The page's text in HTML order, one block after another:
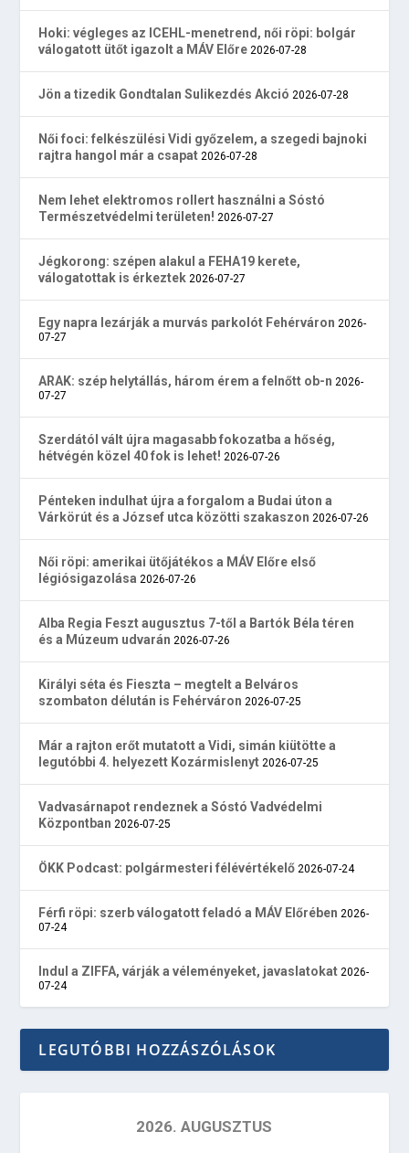
Hoki: végleges az ICEHL-menetrend, női röpi: bolgár
válogatott ütőt igazolt a MÁV Előre 2026-07-28
Jön a tizedik Gondtalan Sulikezdés Akció 2026-07-28
Női foci: felkészülési Vidi győzelem, a szegedi bajnoki
rajtra hangol már a csapat 2026-07-28
Nem lehet elektromos rollert használni a Sóstó
Természetvédelmi területen! 2026-07-27
Jégkorong: szépen alakul a FEHA19 kerete,
válogatottak is érkeztek 2026-07-27
Egy napra lezárják a murvás parkolót Fehérváron 2026-
07-27
ARAK: szép helytállás, három érem a felnőtt ob-n 2026-
07-27
Szerdától vált újra magasabb fokozatba a hőség,
hétvégén közel 40 fok is lehet! 2026-07-26
Pénteken indulhat újra a forgalom a Budai úton a
Várkörút és a József utca közötti szakaszon 2026-07-26
Női röpi: amerikai ütőjátékos a MÁV Előre első
légiósigazolása 2026-07-26
Alba Regia Feszt augusztus 7-től a Bartók Béla téren
és a Múzeum udvarán 2026-07-26
Királyi séta és Fieszta – megtelt a Belváros
szombaton délután is Fehérváron 2026-07-25
Már a rajton erőt mutatott a Vidi, simán kiütötte a
legutóbbi 4. helyezett Kozármislenyt 2026-07-25
Vadvasárnapot rendeznek a Sóstó Vadvédelmi
Központban 2026-07-25
ÖKK Podcast: polgármesteri félévértékelő 2026-07-24
Férfi röpi: szerb válogatott feladó a MÁV Előrében 2026-
07-24
Indul a ZIFFA, várják a véleményeket, javaslatokat 2026-
07-24
LEGUTÓBBI HOZZÁSZÓLÁSOK
2026. AUGUSZTUS